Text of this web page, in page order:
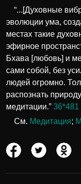
“...[Духовные
эволюции ума,
местах такие
эфирное
Бхава [любовь] и
сами собой, без
людей огромно.
распознать
медитации.” 36*481
См. Медитация;